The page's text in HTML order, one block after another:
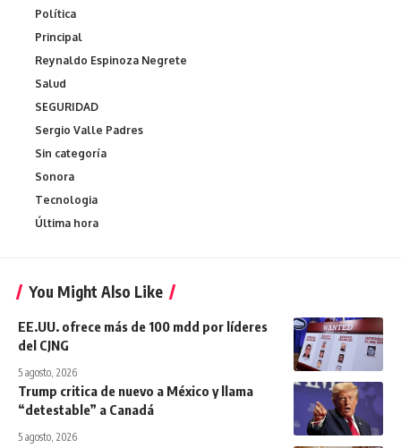
Política
Principal
Reynaldo Espinoza Negrete
Salud
SEGURIDAD
Sergio Valle Padres
Sin categoría
Sonora
Tecnologia
Última hora
You Might Also Like
EE.UU. ofrece más de 100 mdd por líderes
del CJNG
5 agosto, 2026
Trump critica de nuevo a México y llama
“detestable” a Canadá
5 agosto, 2026